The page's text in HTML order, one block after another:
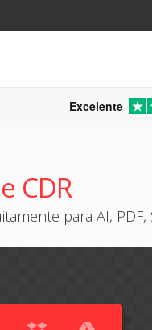
Excelente
CDR
para AI, PDF,